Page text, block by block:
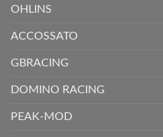
OHLINS
ACCOSSATO
GBRACING
DOMINO RACING
PEAK-MOD